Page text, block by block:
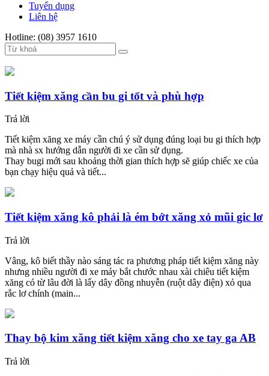
Tuyển dụng
Liên hệ
Hotline: (08) 3957 1610
Tiết kiệm xăng cần bu gi tốt và phù hợp
Trả lời
Tiết kiệm xăng xe máy cần chú ý sử dụng đúng loại bu gi thích hợp
mà nhà sx hướng dẫn người đi xe cần sử dụng.
Thay bugi mới sau khoảng thời gian thích hợp sẽ giúp chiếc xe của
bạn chạy hiệu quả và tiết...
Tiết kiệm xăng kô phải là ém bớt xăng xỏ mũi gic lơ
Trả lời
Vâng, kô biết thầy nào sáng tác ra phương pháp tiết kiệm xăng này
nhưng nhiều người đi xe máy bắt chước nhau xài chiêu tiết kiệm
xăng có từ lâu đời là lấy dây đồng nhuyễn (ruột dây điện) xỏ qua
rắc lơ chính (main...
Thay bộ kim xăng tiết kiệm xăng cho xe tay ga AB
Trả lời